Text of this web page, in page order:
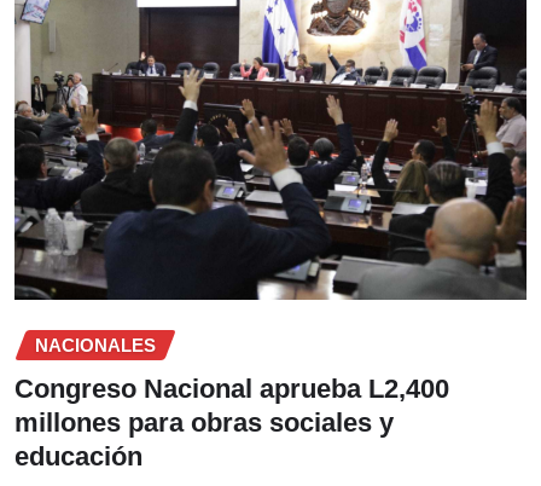
NACIONALES
Congreso Nacional aprueba L2,400
millones para obras sociales y
educación